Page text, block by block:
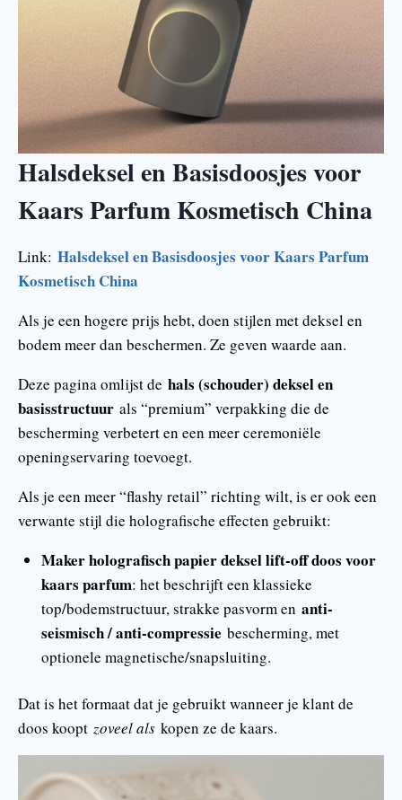
Halsdeksel en Basisdoosjes voor
Kaars Parfum Kosmetisch China
Link: Halsdeksel en Basisdoosjes voor Kaars Parfum
Kosmetisch China
Als je een hogere prijs hebt, doen stijlen met deksel en
bodem meer dan beschermen. Ze geven waarde aan.
Deze pagina omlijst de hals (schouder) deksel en
basisstructuur als “premium” verpakking die de
bescherming verbetert en een meer ceremoniële
openingservaring toevoegt.
Als je een meer “flashy retail” richting wilt, is er ook een
verwante stijl die holografische effecten gebruikt:
Maker holografisch papier deksel lift-off doos voor
kaars parfum: het beschrijft een klassieke
top/bodemstructuur, strakke pasvorm en anti-
seismisch / anti-compressie bescherming, met
optionele magnetische/snapsluiting.
Dat is het formaat dat je gebruikt wanneer je klant de
doos koopt zoveel als kopen ze de kaars.